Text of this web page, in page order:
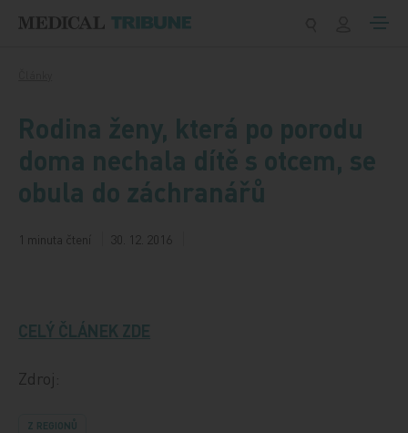
Rodina ženy, která po porodu
doma nechala dítě s otcem, se
obula do záchranářů
1 minuta čtení 30. 12. 2016
CELÝ ČLÁNEK ZDE
Zdroj:
Z REGIONŮ